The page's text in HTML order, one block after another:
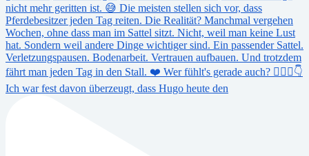
Ich war fest davon überzeugt, dass Hugo heute den